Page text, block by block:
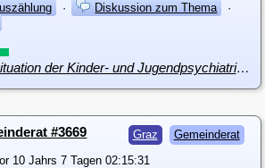
· Diskussion zum Thema
·
i6864: dA - KPÖ - Situation der Kinder- und Jugendpsychiatrie (KJP) in Graz
Graz Gemeinderat
#3669
10 Jahrs 7 Tagen 02:15:31